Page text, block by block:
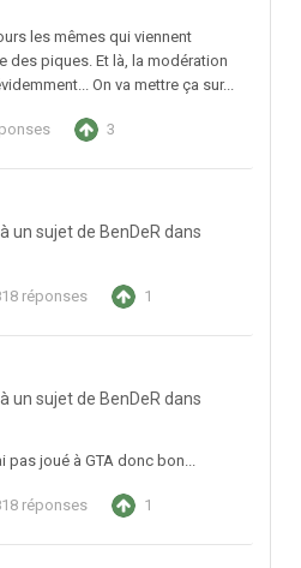
les mêmes qui viennent
des piques. Et là, la modération
On va mettre ça sur...
3
un sujet de BenDeR dans
réponses 1
un sujet de BenDeR dans
pas joué à GTA donc bon...
réponses 1